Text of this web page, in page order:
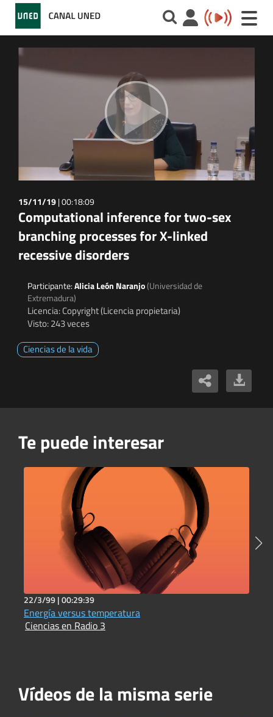
Toggle
15/11/19|00:18:09
Computational inference for two-sex
branching processes for X-linked
recessive disorders
Participante:Alicia León Naranjo(Universidad de
Extremadura)
Licencia: Copyright (Licencia propietaria)
Visto: 243 veces
Ciencias de la vida
Te puede interesar
22/3/99 |00:29:39
Energía versus temperatura
Ciencias en Radio 3
Vídeos de la misma serie